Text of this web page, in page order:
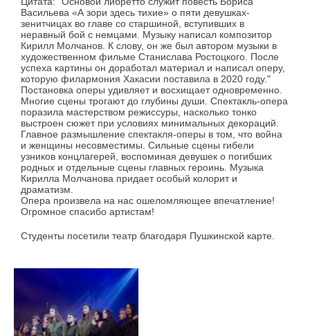
Васильева «А зори здесь тихие» о пяти девушках-
зенитчицах во главе со старшиной, вступивших в
неравный бой с немцами. Музыку написал композитор
Кирилл Молчанов. К слову, он же был автором музыки в
художественном фильме Станислава Ростоцкого. После
успеха картины он доработал материал и написал оперу,
которую филармония Хакасии поставила в 2020 году."
Постановка оперы удивляет и восхищает одновременно.
Многие сцены трогают до глубины души. Спектакль-опера
поразила мастерством режиссуры, насколько тонко
выстроен сюжет при условиях минимальных декораций.
Главное размышление спектакля-оперы в том, что война
и женщины несовместимы. Сильные сцены гибели
узников концлагерей, воспоминая девушек о погибших
родных и отдельные сцены главных героинь. Музыка
Кирилла Молчанова придает особый колорит и
драматизм.
Опера произвела на нас ошеломляющее впечатление!
Огромное спасибо артистам!
Студенты посетили театр благодаря Пушкинской карте.